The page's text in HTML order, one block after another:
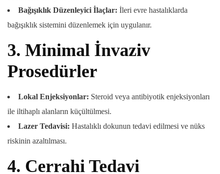
Bağışıklık Düzenleyici İlaçlar: İleri evre hastalıklarda
bağışıklık sistemini düzenlemek için uygulanır.
3. Minimal İnvaziv
Prosedürler
Lokal Enjeksiyonlar: Steroid veya antibiyotik enjeksiyonları
ile iltihaplı alanların küçültülmesi.
Lazer Tedavisi: Hastalıklı dokunun tedavi edilmesi ve nüks
riskinin azaltılması.
4. Cerrahi Tedavi